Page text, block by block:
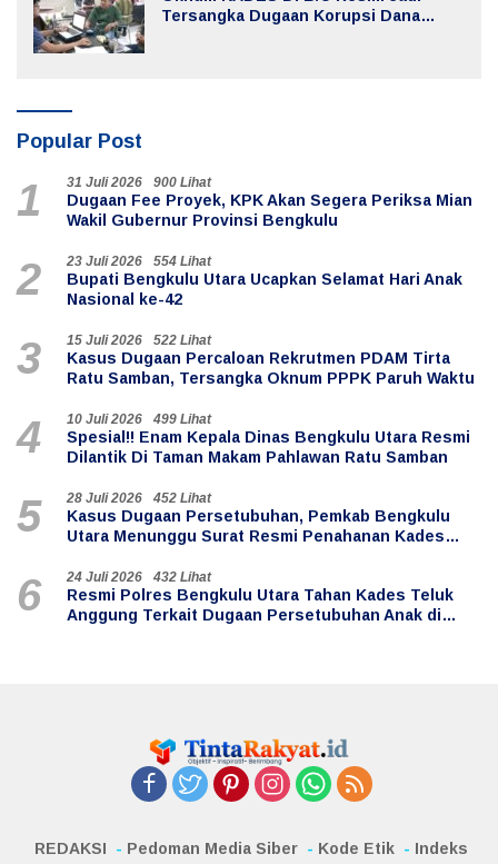
Tersangka Dugaan Korupsi Dana
Popular Post
1 31 Juli 2026 900 Lihat
Dugaan Fee Proyek, KPK Akan Segera Periksa Mian
Wakil Gubernur Provinsi Bengkulu
2 23 Juli 2026 554 Lihat
Bupati Bengkulu Utara Ucapkan Selamat Hari Anak
Nasional ke-42
3 15 Juli 2026 522 Lihat
Kasus Dugaan Percaloan Rekrutmen PDAM Tirta
Ratu Samban, Tersangka Oknum PPPK Paruh Waktu
4 10 Juli 2026 499 Lihat
Spesial!! Enam Kepala Dinas Bengkulu Utara Resmi
5 28 Juli 2026 452 Lihat
Kasus Dugaan Persetubuhan, Pemkab Bengkulu
Utara Menunggu Surat Resmi Penahanan Kades
6 24 Juli 2026 432 Lihat
Resmi Polres Bengkulu Utara Tahan Kades Teluk
Anggung Terkait Dugaan Persetubuhan Anak di
REDAKSI Pedoman Media Siber Kode Etik Indeks